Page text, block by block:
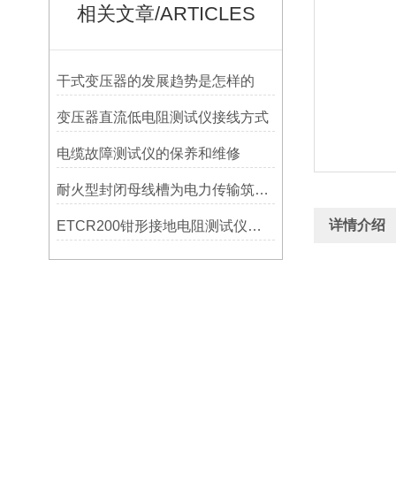
相关文章/ARTICLES
干式变压器的发展趋势是怎样的
变压器直流低电阻测试仪接线方式
电缆故障测试仪的保养和维修
耐火型封闭母线槽为电力传输筑牢安全“防火墙”
ETCR200钳形接地电阻测试仪现场应用说明 详情介绍